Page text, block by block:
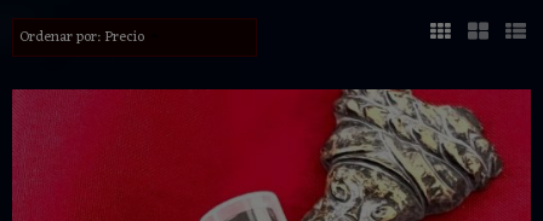
Ordenar por:Precio